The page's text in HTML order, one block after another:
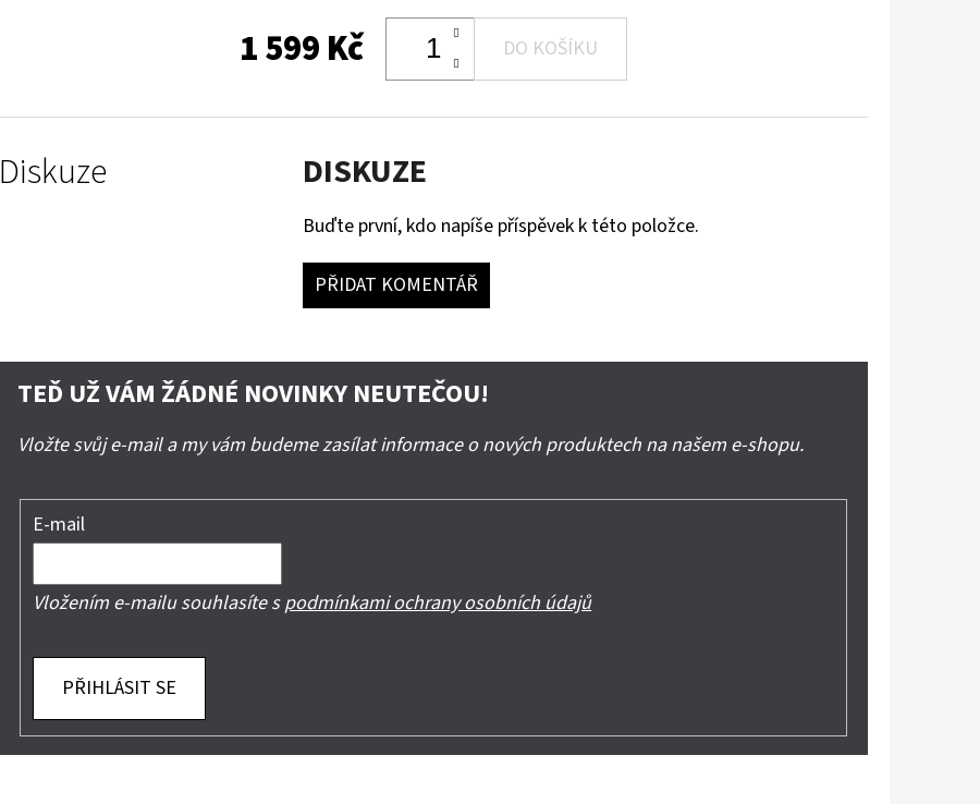
1 599 Kč DO KOŠÍKU
Diskuze DISKUZE
Buďte první, kdo napíše příspěvek k této položce.
PŘIDAT KOMENTÁŘ
TEĎ UŽ VÁM ŽÁDNÉ NOVINKY NEUTEČOU!
Vložte svůj e-mail a my vám budeme zasílat informace o nových produktech na našem e-shopu.
E-mail
Vložením e-mailu souhlasíte spodmínkami ochrany osobních údajů
PŘIHLÁSIT SE